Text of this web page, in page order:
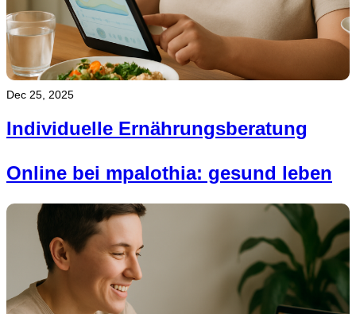
Dec 25, 2025
Individuelle Ernährungsberatung
Online bei mpalothia: gesund leben